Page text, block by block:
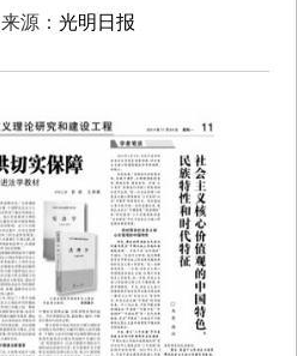
来源：光明日报